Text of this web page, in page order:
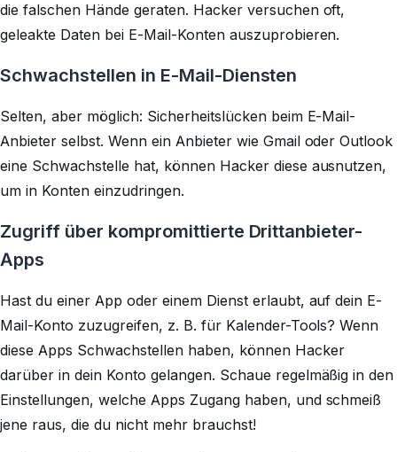
die falschen Hände geraten. Hacker versuchen oft,
geleakte Daten bei E-Mail-Konten auszuprobieren.
Schwachstellen in E-Mail-Diensten
Selten, aber möglich: Sicherheitslücken beim E-Mail-
Anbieter selbst. Wenn ein Anbieter wie Gmail oder Outlook
eine Schwachstelle hat, können Hacker diese ausnutzen,
um in Konten einzudringen.
Zugriff über kompromittierte Drittanbieter-
Apps
Hast du einer App oder einem Dienst erlaubt, auf dein E-
Mail-Konto zuzugreifen, z. B. für Kalender-Tools? Wenn
diese Apps Schwachstellen haben, können Hacker
darüber in dein Konto gelangen. Schaue regelmäßig in den
Einstellungen, welche Apps Zugang haben, und schmeiß
jene raus, die du nicht mehr brauchst!